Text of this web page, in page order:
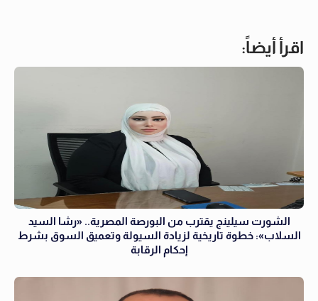
اقرأ أيضاً:
الشورت سيلينج يقترب من البورصة المصرية.. «رشا السيد
السلاب»: خطوة تاريخية لزيادة السيولة وتعميق السوق بشرط
إحكام الرقابة